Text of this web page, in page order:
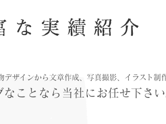
デザインから文章作成、写真撮影、イラスト制
なことなら 当社にお任せ下さい